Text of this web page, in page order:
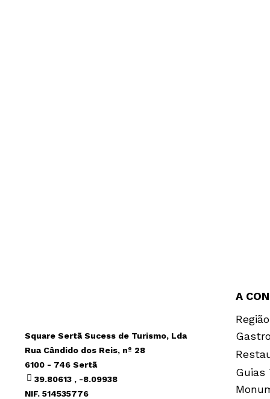
Square Sertã Sucess de Turismo, Lda
Rua Cândido dos Reis, nº 28
6100 - 746 Sertã
39.80613 , -8.09938
NIF. 514535776
Região
Guias
A